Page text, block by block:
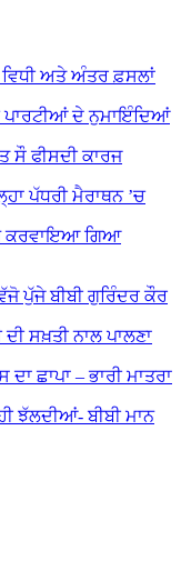
ਵਿਧੀ ਅਤੇ ਅੰਤਰ ਫ਼ਸਲਾਂ
ਦੇ ਨੁਮਾਇੰਦਿਆਂ
ਸੌ ਫੀਸਦੀ ਕਾਰਜ
ਪੱਧਰੀ ਮੈਰਾਥਨ ’ਚ
ਕਰਵਾਇਆ ਗਿਆ
ਪੁੱਜੇ ਬੀਬੀ ਗੁਰਿੰਦਰ ਕੌਰ
ਸਖ਼ਤੀ ਨਾਲ ਪਾਲਣਾ
ਛਾਪਾ – ਭਾਰੀ ਮਾਤਰਾ
ਝੱਲਦੀਆਂ- ਬੀਬੀ ਮਾਨ